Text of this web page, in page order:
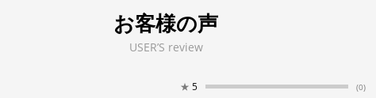
お客様の声
USER’S review
★ 5 (0)